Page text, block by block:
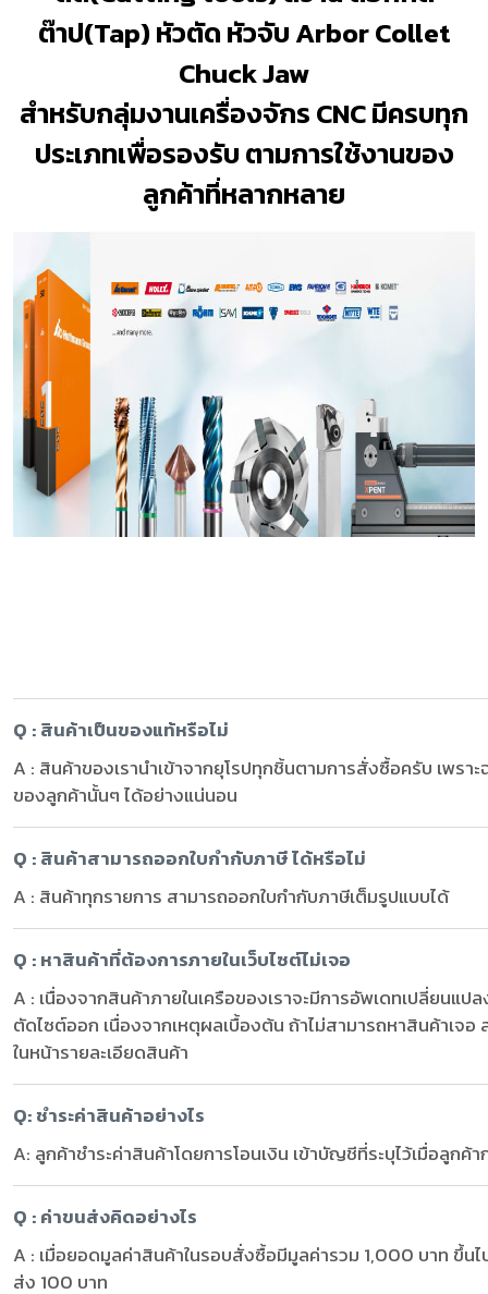
ต๊าป(Tap) หัวตัด หัวจับ Arbor Collet
Chuck Jaw
สำหรับกลุ่มงานเครื่องจักร CNC มีครบทุก
ประเภทเพื่อรองรับ ตามการใช้งานของ
ลูกค้าที่หลากหลาย
Q : สินค้าเป็นของแท้หรือไม่
A : สินค้าของเรานำเข้าจากยุโรปทุกชิ้นตามการสั่งซื้อครับ เพร
ของลูกค้านั้นๆ ได้อย่างแน่นอน
Q : สินค้าสามารถออกใบกำกับภาษี ได้หรือไม่
A : สินค้าทุกรายการ สามารถออกใบกำกับภาษีเต็มรูปแบบได้
Q : หาสินค้าที่ต้องการภายในเว็บไซต์ไม่เจอ
A : เนื่องจากสินค้าภายในเครือของเราจะมีการอัพเดทเปลี่ยนแ
ตัดไซต์ออก เนื่องจากเหตุผลเบื้องต้น ถ้าไม่สามารถหาสินค้าเจ
ในหน้ารายละเอียดสินค้า
Q: ชำระค่าสินค้าอย่างไร
A: ลูกค้าชำระค่าสินค้าโดยการโอนเงิน เข้าบัญชีที่ระบุไว้เมื่อลู
Q : ค่าขนส่งคิดอย่างไร
A : เมื่อยอดมูลค่าสินค้าในรอบสั่งซื้อมีมูลค่ารวม 1,000 บาท ขึ้นไ
ส่ง 100 บาท